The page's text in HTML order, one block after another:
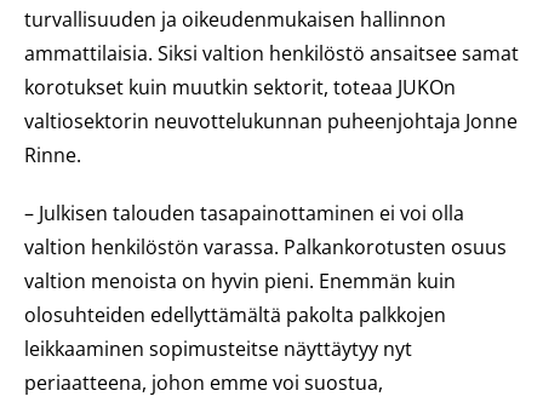
turvallisuuden ja oikeudenmukaisen hallinnon
ammattilaisia. Siksi valtion henkilöstö ansaitsee samat
korotukset kuin muutkin sektorit, toteaa JUKOn
valtiosektorin neuvottelukunnan puheenjohtaja Jonne
Rinne.
– Julkisen talouden tasapainottaminen ei voi olla
valtion henkilöstön varassa. Palkankorotusten osuus
valtion menoista on hyvin pieni. Enemmän kuin
olosuhteiden edellyttämältä pakolta palkkojen
leikkaaminen sopimusteitse näyttäytyy nyt
periaatteena, johon emme voi suostua,